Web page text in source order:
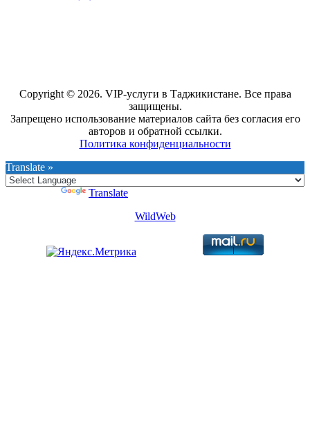
Copyright © 2026. VIP-услуги в Таджикистане. Все права
защищены.
Запрещено использование материалов сайта без согласия его
авторов и обратной ссылки.
Политика конфиденциальности
Translate »
Translate
WildWeb